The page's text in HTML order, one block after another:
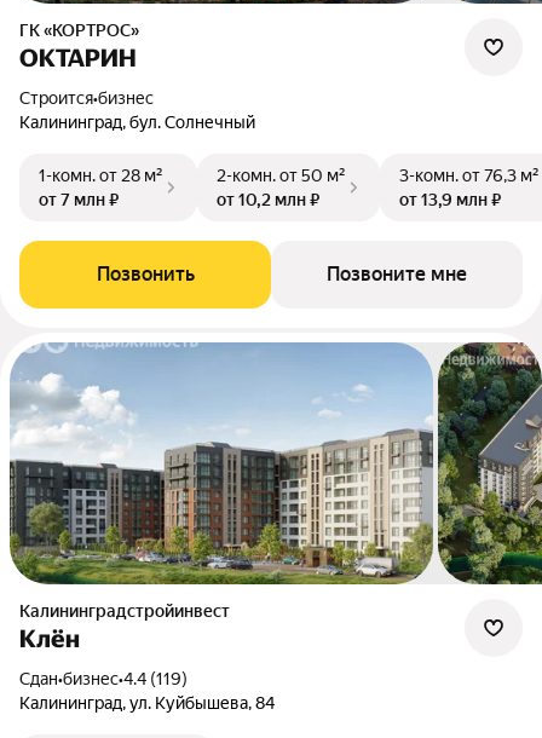
ГК «КОРТРОС»
ОКТАРИН
Строится•бизнес
Калининград, бул. Солнечный
1-комн.от 28 м²
от 7 млн ₽
2-комн.от 50 м²
от 10,2 млн ₽
3-комн.от 76,3 м²
от 13,9 млн ₽
Позвонить Позвоните мне
Калининградстройинвест
Клён
Сдан•бизнес•4.4 (119)
Калининград, ул. Куйбышева, 84